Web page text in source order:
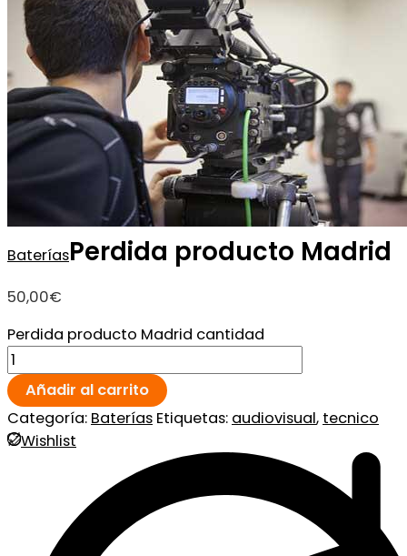
BateríasPerdida producto Madrid
50,00€
Perdida producto Madrid cantidad
Añadir al carrito
Categoría: Baterías Etiquetas: audiovisual, tecnico
Wishlist